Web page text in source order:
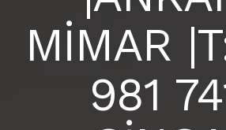
ANKARA İÇ MİMARLIK OFİSİ |
MİMAR
981